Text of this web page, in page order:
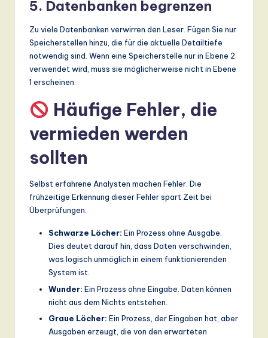
5. Datenbanken begrenzen
Zu viele Datenbanken verwirren den Leser. Fügen Sie nur
Speicherstellen hinzu, die für die aktuelle Detailtiefe
notwendig sind. Wenn eine Speicherstelle nur in Ebene 2
verwendet wird, muss sie möglicherweise nicht in Ebene
1 erscheinen.
Häufige Fehler, die
vermieden werden
sollten
Selbst erfahrene Analysten machen Fehler. Die
frühzeitige Erkennung dieser Fehler spart Zeit bei
Überprüfungen.
Schwarze Löcher: Ein Prozess ohne Ausgabe.
Dies deutet darauf hin, dass Daten verschwinden,
was logisch unmöglich in einem funktionierenden
System ist.
Wunder: Ein Prozess ohne Eingabe. Daten können
nicht aus dem Nichts entstehen.
Graue Löcher: Ein Prozess, der Eingaben hat, aber
Ausgaben erzeugt, die von den erwarteten